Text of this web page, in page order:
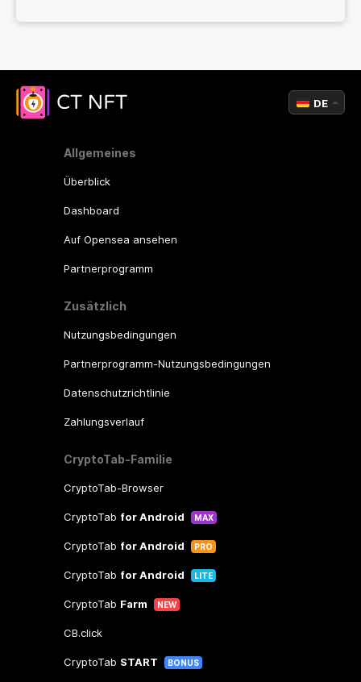
Allgemeines
Überblick
Dashboard
Auf Opensea ansehen
Partnerprogramm
Zusätzlich
Nutzungsbedingungen
Partnerprogramm-Nutzungsbedingungen
Datenschutzrichtlinie
Zahlungsverlauf
CryptoTab-Familie
CryptoTab-Browser
CryptoTab for Android MAX
CryptoTab for Android PRO
CryptoTab for Android LITE
CryptoTab Farm NEW
CB.click
CryptoTab START BONUS
DE